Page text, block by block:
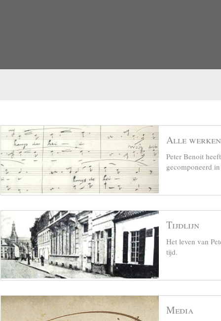
Alle werken
Peter Benoit
gecomponeerd
Tijdlijn
Het leven van
tijd.
Media